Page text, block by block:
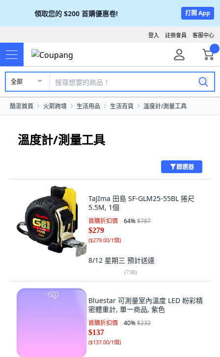
領取您的 $200 首購優惠卷! 打開 App
客服中心
註冊會員
登入
全部
酷澎首頁 火箭跨境 生活用品 生活百貨 溫度計/測量工具
溫度計/測量工具
篩選器
TaJIma 田島 SF-GLM25-55BL 捲尺
5.5M, 1個
首購折扣價 64%$787
$279
($279.00/1個)
8/12 星期三 預計送達
(738)
Bluestar 可測量室內溫度 LED 粉彩精
密體重計, 單一商品, 紫色
首購折扣價 40%$232
$137
($137.00/1個)